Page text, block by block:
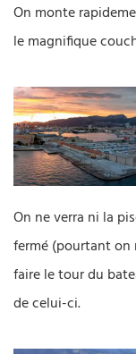
On monte
le magnifique
On ne verra ni la
fermé (pourtant on
faire le tour du
de celui-ci.